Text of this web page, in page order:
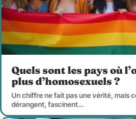
Quels sont les pays où
plus d’homosexuels ?
Un chiffre ne fait pas une vérité, mais
dérangent, fascinent…